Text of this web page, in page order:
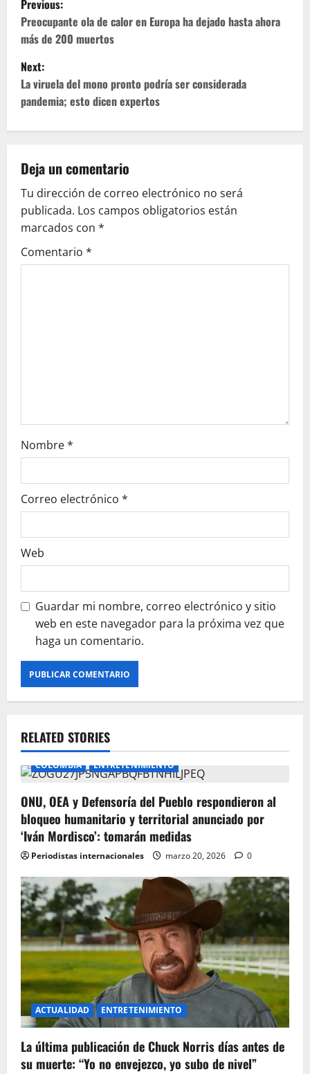
o
s
t
n
v
i
g
a
Previous:
Preocupante ola de calor en Europa ha dejado hasta ahora
más de 200 muertos
Next:
La viruela del mono pronto podría ser considerada
pandemia; esto dicen expertos
Deja un comentario
Tu dirección de correo electrónico no será
publicada. Los campos obligatorios están
marcados con *
Comentario *
Nombre*
Correo electrónico *
Web
Guardar mi nombre, correo electrónico y sitio
web en este navegador para la próxima vez que
haga un comentario.
RELATED STORIES
COLOMBIA ENTRETENIMIENTO
ONU, OEA y Defensoría del Pueblo respondieron al
bloqueo humanitario y territorial anunciado por
‘Iván Mordisco’: tomarán medidas
Periodistas internacionales marzo 20, 2026 0
ACTUALIDAD ENTRETENIMIENTO
La última publicación de Chuck Norris días antes de
su muerte: “Yo no envejezco, yo subo de nivel”